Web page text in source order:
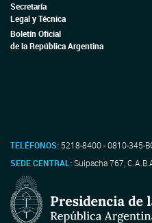
Secretaría
Legal y Técnica
Boletín Oficial
de la República Argentina
TELÉFONOS: 5218-8400 - 0810-345-
SEDE CENTRAL:Suipacha 767,